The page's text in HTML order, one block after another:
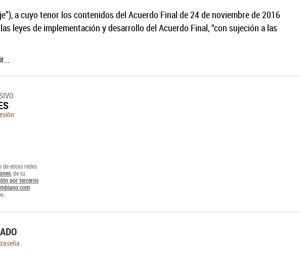
a cuyo tenor los contenidos del Acuerdo Final de 24 de noviembre de 2016
leyes de implementación y desarrollo del Acuerdo Final, “con sujeción a las
estas redes
, de tu
por terceros